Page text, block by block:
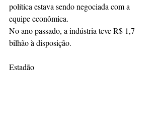
política estava sendo negociada com a
equipe econômica.
No ano passado, a indústria teve R$ 1,7
bilhão à disposição.
Estadão